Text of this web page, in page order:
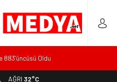
Oldu
Hizmetleri Masaya Yatırıldı
AĞRI 32°C